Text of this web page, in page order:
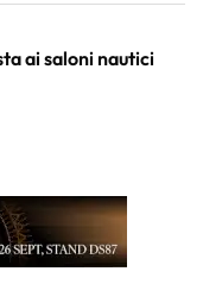
ai saloni nautici